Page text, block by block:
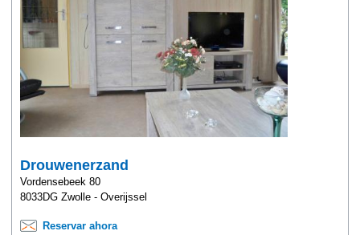
Drouwenerzand
Vordensebeek 80
8033DG Zwolle - Overijssel
Reservar ahora